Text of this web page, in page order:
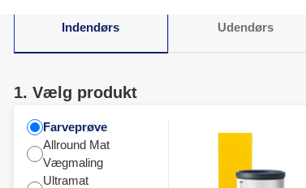
Indendørs Udendørs
1. Vælg produkt
Farveprøve
Allround Mat
Vægmaling
Ultramat